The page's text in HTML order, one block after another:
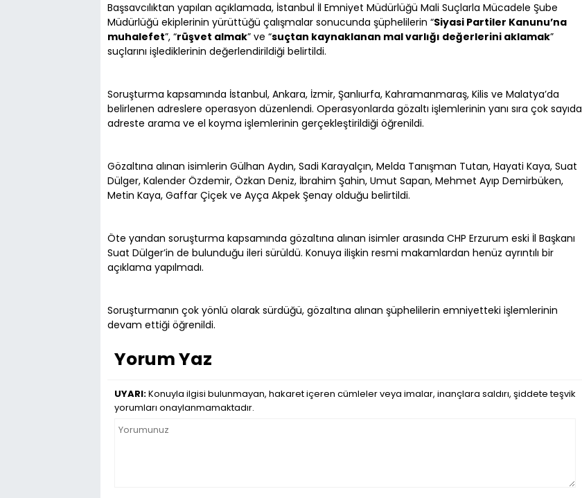
Başsavcılıktan yapılan açıklamada, İstanbul İl Emniyet Müdürlüğü Mali Suçlarla Mücadele Şube
Müdürlüğü ekiplerinin yürüttüğü çalışmalar sonucunda şüphelilerin “Siyasi Partiler Kanunu’na
muhalefet”, “rüşvet almak” ve “suçtan kaynaklanan mal varlığı değerlerini aklamak”
suçlarını işlediklerinin değerlendirildiği belirtildi.
Soruşturma kapsamında İstanbul, Ankara, İzmir, Şanlıurfa, Kahramanmaraş, Kilis ve Malatya’da
belirlenen adreslere operasyon düzenlendi. Operasyonlarda gözaltı işlemlerinin yanı sıra çok sayıda
adreste arama ve el koyma işlemlerinin gerçekleştirildiği öğrenildi.
Gözaltına alınan isimlerin Gülhan Aydın, Sadi Karayalçın, Melda Tanışman Tutan, Hayati Kaya, Suat
Dülger, Kalender Özdemir, Özkan Deniz, İbrahim Şahin, Umut Sapan, Mehmet Ayıp Demirbüken,
Metin Kaya, Gaffar Çiçek ve Ayça Akpek Şenay olduğu belirtildi.
Öte yandan soruşturma kapsamında gözaltına alınan isimler arasında CHP Erzurum eski İl Başkanı
Suat Dülger’in de bulunduğu ileri sürüldü. Konuya ilişkin resmi makamlardan henüz ayrıntılı bir
açıklama yapılmadı.
Soruşturmanın çok yönlü olarak sürdüğü, gözaltına alınan şüphelilerin emniyetteki işlemlerinin
devam ettiği öğrenildi.
Yorum Yaz
UYARI:Konuyla ilgisi bulunmayan, hakaret içeren cümleler veya imalar, inançlara saldırı, şiddete teşvik
yorumları onaylanmamaktadır.